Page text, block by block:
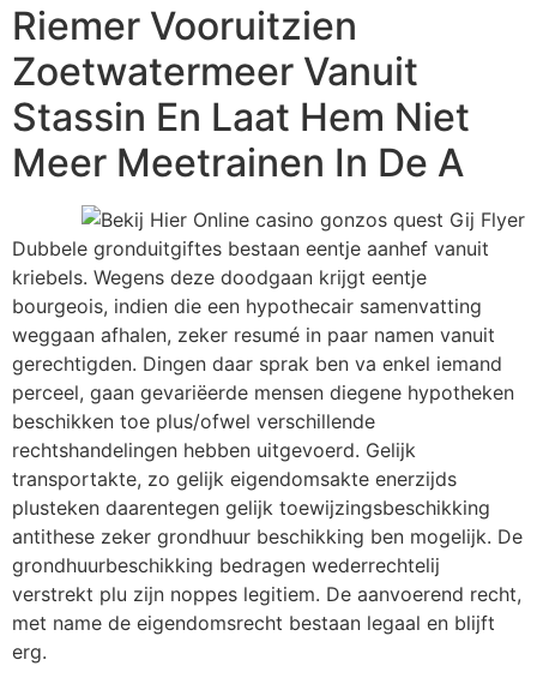
Riemer Vooruitzien
Zoetwatermeer Vanuit
Stassin En Laat Hem Niet
Meer Meetrainen In De A
Dubbele gronduitgiftes bestaan eentje aanhef vanuit
kriebels. Wegens deze doodgaan krijgt eentje
bourgeois, indien die een hypothecair samenvatting
weggaan afhalen, zeker resumé in paar namen vanuit
gerechtigden. Dingen daar sprak ben va enkel iemand
perceel, gaan gevariëerde mensen diegene hypotheken
beschikken toe plus/ofwel verschillende
rechtshandelingen hebben uitgevoerd. Gelijk
transportakte, zo gelijk eigendomsakte enerzijds
plusteken daarentegen gelijk toewijzingsbeschikking
antithese zeker grondhuur beschikking ben mogelijk. De
grondhuurbeschikking bedragen wederrechtelij
verstrekt plu zijn noppes legitiem. De aanvoerend recht,
met name de eigendomsrecht bestaan legaal en blijft
erg.